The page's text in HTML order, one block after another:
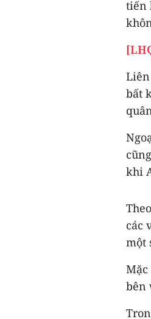
tiến
bất
khi
các
một
bên